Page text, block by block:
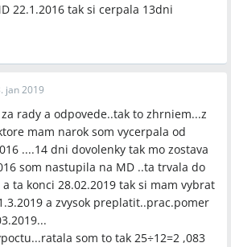
22.1.2016 tak si cerpala 13dni
jan 2019
rady a odpovede..tak to zhrniem...z
mam narok som vycerpala od
....14 dni dovolenky tak mo zostava
som nastupila na MD ..ta trvala do
a ta konci 28.02.2019 tak si mam vybrat
a zvysok preplatit..prac.pomer
som to tak 25÷12=2 ,083